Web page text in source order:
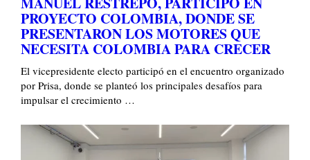
PROYECTO COLOMBIA, DONDE SE
PRESENTARON LOS MOTORES QUE
NECESITA COLOMBIA PARA CRECER
El vicepresidente electo participó en el encuentro organizado
por Prisa, donde se planteó los principales desafíos para
impulsar el crecimiento …